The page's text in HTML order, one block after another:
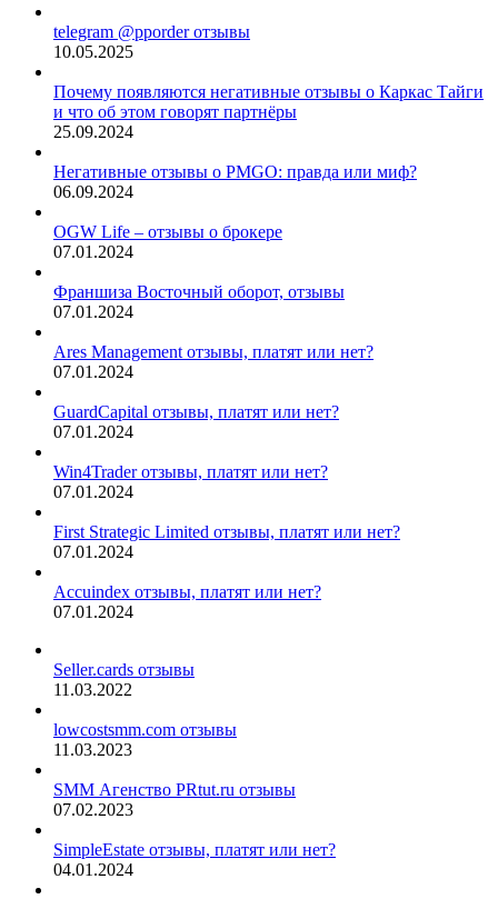
telegram @pporder отзывы
10.05.2025
Почему появляются негативные отзывы о Каркас Тайги
и что об этом говорят партнёры
25.09.2024
Негативные отзывы о PMGO: правда или миф?
06.09.2024
OGW Life – отзывы о брокере
07.01.2024
Франшиза Восточный оборот, отзывы
07.01.2024
Ares Management отзывы, платят или нет?
07.01.2024
GuardCapital отзывы, платят или нет?
07.01.2024
Win4Trader отзывы, платят или нет?
07.01.2024
First Strategic Limited отзывы, платят или нет?
07.01.2024
Accuindex отзывы, платят или нет?
07.01.2024
Seller.cards отзывы
11.03.2022
lowcostsmm.com отзывы
11.03.2023
SMM Агенство PRtut.ru отзывы
07.02.2023
SimpleEstate отзывы, платят или нет?
04.01.2024